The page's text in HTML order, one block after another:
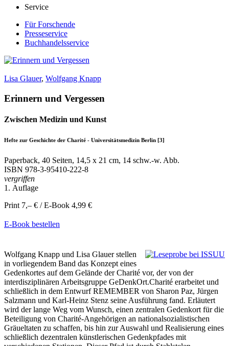
Service
Für Forschende
Presseservice
Buchhandelsservice
Lisa Glauer, Wolfgang Knapp
Erinnern und Vergessen
Zwischen Medizin und Kunst
Hefte zur Geschichte der Charité - Universitätsmedizin Berlin [3]
Paperback, 40 Seiten, 14,5 x 21 cm, 14 schw.-w. Abb.
ISBN 978-3-95410-222-8
vergriffen
1. Auflage
Print 7,– € / E-Book 4,99 €
E-Book bestellen
Wolfgang Knapp und Lisa Glauer stellen
in vorliegendem Band das Konzept eines
Gedenkortes auf dem Gelände der Charité vor, der von der
interdisziplinären Arbeitsgruppe GeDenkOrt.Charité erarbeitet und
schließlich in dem Entwurf REMEMBER von Sharon Paz, Jürgen
Salzmann und Karl-Heinz Stenz seine Ausführung fand. Erläutert
wird der lange Weg vom Wunsch, einen zentralen Gedenkort für die
Beteiligung von Charité-Angehörigen an nationalsozialistischen
Gräueltaten zu schaffen, bis hin zur Auswahl und Realisierung eines
schließlich dezentralen künstlerischen Gedenkpfades mit